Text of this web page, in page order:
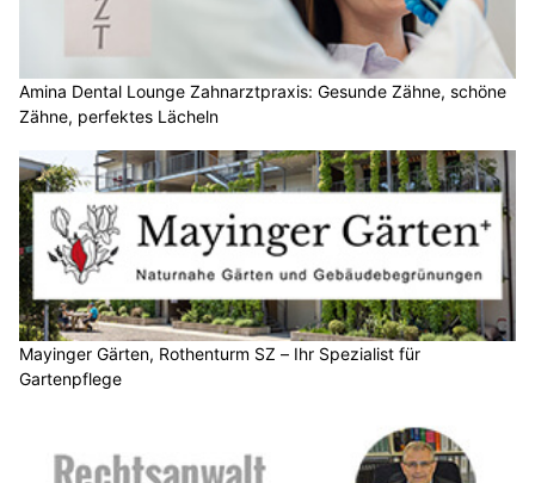
Amina Dental Lounge Zahnarztpraxis: Gesunde Zähne, schöne
Zähne, perfektes Lächeln
Mayinger Gärten, Rothenturm SZ – Ihr Spezialist für
Gartenpflege